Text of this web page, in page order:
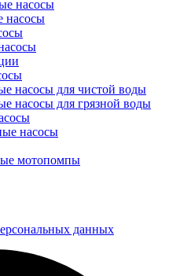
насосы
насосы
насосы для чистой воды
насосы для грязной воды
насосы
мотопомпы
данных